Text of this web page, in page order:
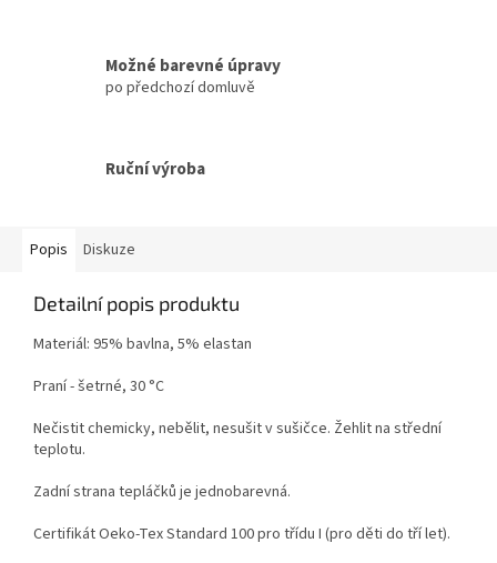
Možné barevné úpravy
po předchozí domluvě
Ruční výroba
Popis Diskuze
Detailní popis produktu
Materiál: 95% bavlna, 5% elastan
Praní - šetrné, 30 °C
Nečistit chemicky, nebělit, nesušit v sušičce. Žehlit na střední
teplotu.
Zadní strana tepláčků je jednobarevná.
Certifikát Oeko-Tex Standard 100 pro třídu I (pro děti do tří let).